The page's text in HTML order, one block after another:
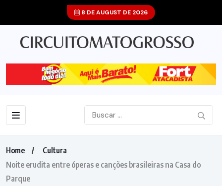
8 DE AUGUST DE 2026
Home
Cultura
Noite erudita entre óperas e canções brasileiras na Casa do
Parque